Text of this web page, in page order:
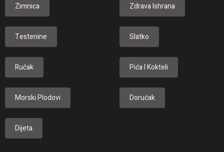
Zimnica Zdrava Ishrana
Testenine Slatko
Ručak Pića I Kokteli
Morski Plodovi Doručak
Dijeta